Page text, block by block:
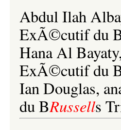
Abdul Ilah
ExÃ©cutif du
Hana Al
ExÃ©cutif du
Ian Douglas,
du BRussells